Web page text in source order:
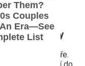
fotky
pepře.